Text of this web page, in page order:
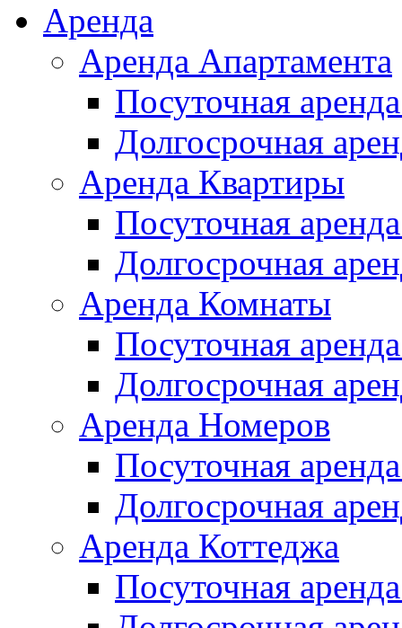
Аренда
Аренда Апартамента
Посуточная
Долгосрочная
Аренда Квартиры
Посуточная
Долгосрочная
Аренда Комнаты
Посуточная
Долгосрочная
Аренда Номеров
Посуточная
Долгосрочная
Аренда Коттеджа
Посуточная